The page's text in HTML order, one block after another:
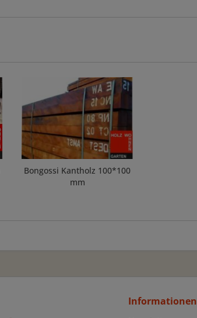
Bongossi Kantholz 100*100
mm
Informationen